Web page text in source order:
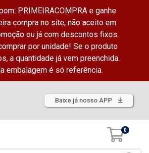
PRIMEIRACOMPRA e ganhe
compra no site, não aceito em
ou já com descontos fixos.
por unidade! Se o produto
a quantidade já vem preenchida.
embalagem é só referência.
Baixe já nosso APP
0